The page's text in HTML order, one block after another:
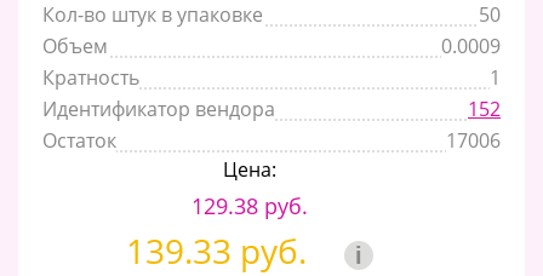
Кол-во штук в упаковке
50
Объем
0.0009
Кратность
1
Идентификатор вендора
152
Остаток
17006
Цена:
129.38 руб.
139.33 руб. i